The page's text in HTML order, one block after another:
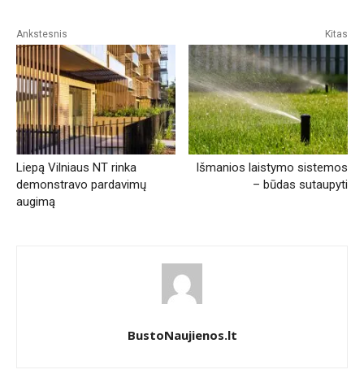
Ankstesnis
Liepą Vilniaus NT rinka
demonstravo pardavimų
augimą
Kitas
Išmanios laistymo sistemos
– būdas sutaupyti
BustoNaujienos.lt